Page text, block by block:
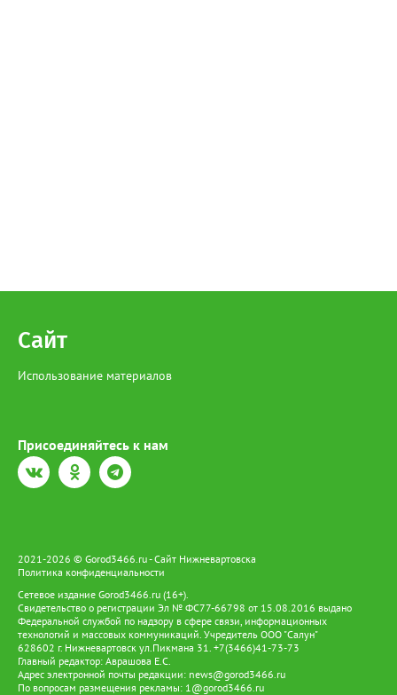
Сайт
Использование материалов
Присоединяйтесь к нам
2021-2026 © Gorod3466.ru - Сайт Нижневартовска
Политика конфиденциальности
Сетевое издание Gorod3466.ru (16+).
Свидетельство о регистрации Эл № ФС77-66798 от 15.08.2016 выдано
Федеральной службой по надзору в сфере связи, информационных
технологий и массовых коммуникаций. Учредитель ООО "Салун"
628602 г. Нижневартовск ул.Пикмана 31. +7(3466)41-73-73
Главный редактор: Аврашова Е.С.
Адрес электронной почты редакции: news@gorod3466.ru
По вопросам размещения рекламы: 1@gorod3466.ru